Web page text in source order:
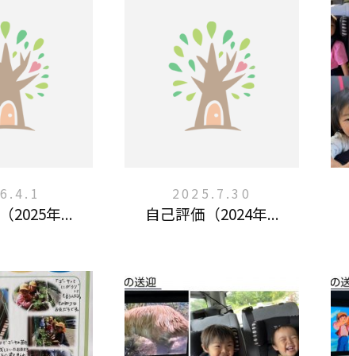
2025年...
2025.7.30
自己評価（2024年...